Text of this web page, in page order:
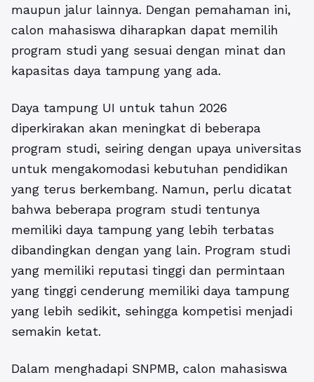
maupun jalur lainnya. Dengan pemahaman ini,
calon mahasiswa diharapkan dapat memilih
program studi yang sesuai dengan minat dan
kapasitas daya tampung yang ada.
Daya tampung UI untuk tahun 2026
diperkirakan akan meningkat di beberapa
program studi, seiring dengan upaya universitas
untuk mengakomodasi kebutuhan pendidikan
yang terus berkembang. Namun, perlu dicatat
bahwa beberapa program studi tentunya
memiliki daya tampung yang lebih terbatas
dibandingkan dengan yang lain. Program studi
yang memiliki reputasi tinggi dan permintaan
yang tinggi cenderung memiliki daya tampung
yang lebih sedikit, sehingga kompetisi menjadi
semakin ketat.
Dalam menghadapi SNPMB, calon mahasiswa